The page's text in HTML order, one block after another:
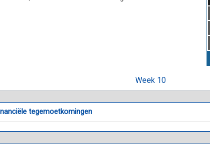
Week 10
tegemoetkomingen